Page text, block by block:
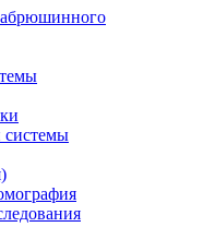
системы